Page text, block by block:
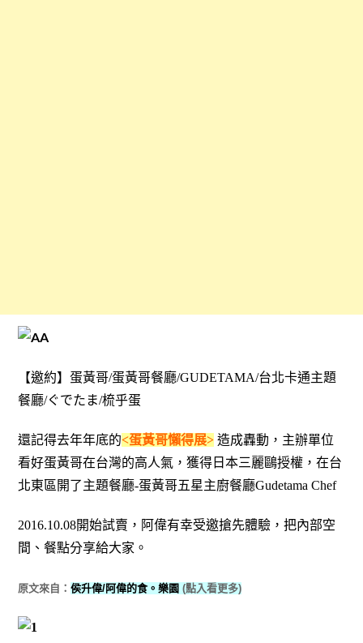
【邀約】蛋黃哥/蛋黃哥餐廳/GUDETAMA/台北卡通主題
餐廳/ぐでたま/梳乎蛋
還記得去年年底的<蛋黃哥懶得展>造成轟動，主辦單位
看好蛋黃哥在台灣的高人氣，獲得日本三麗鷗授權，在台
北東區開了主題餐廳-蛋黃哥五星主廚餐廳Gudetama Chef
2016.10.08開始試賣，阿偉有幸受邀搶先體驗，把內部空
間、餐點分享給大家。
原文來自： 侯升偉/阿偉的食。樂園 (點入看更多)